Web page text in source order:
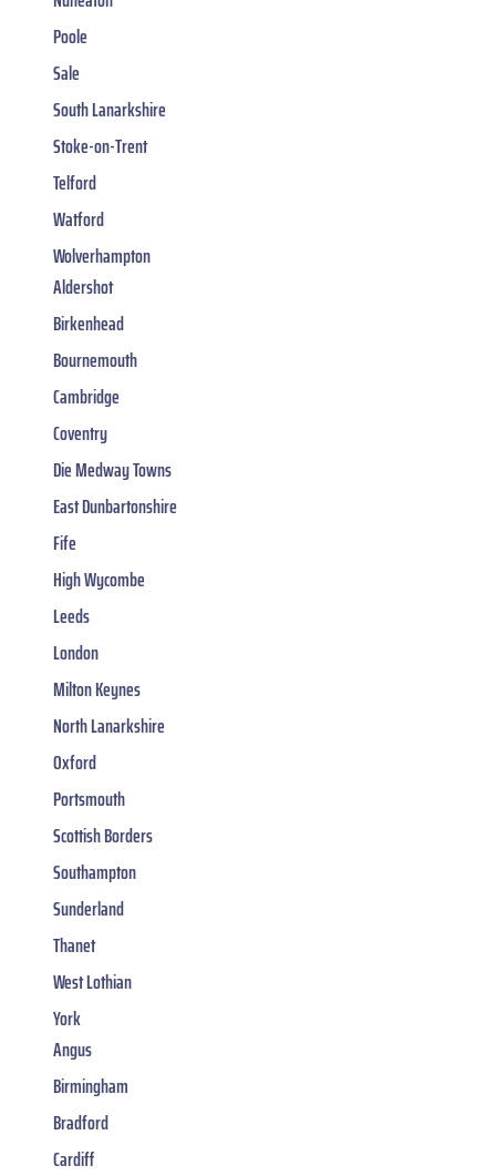
Poole
Sale
South Lanarkshire
Stoke-on-Trent
Telford
Watford
Wolverhampton
Aldershot
Birkenhead
Bournemouth
Cambridge
Coventry
Die Medway Towns
East Dunbartonshire
Fife
High Wycombe
Leeds
London
Milton Keynes
North Lanarkshire
Oxford
Portsmouth
Scottish Borders
Southampton
Sunderland
Thanet
West Lothian
York
Angus
Birmingham
Bradford
Cardiff